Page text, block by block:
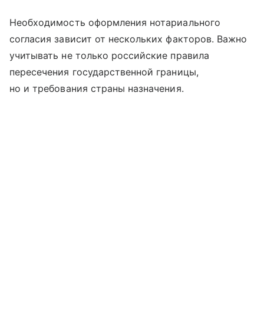
Необходимость оформления нотариального
согласия зависит от нескольких факторов. Важно
учитывать не только российские правила
пересечения государственной границы,
но и требования страны назначения.